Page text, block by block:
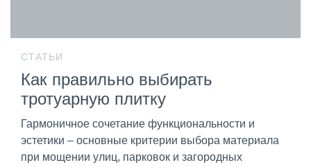
СТАТЬИ
Как правильно выбирать
тротуарную плитку
Гармоничное сочетание функциональности и
эстетики – основные критерии выбора материала
при мощении улиц, парковок и загородных